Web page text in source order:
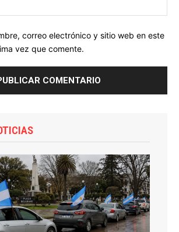
correo electrónico y sitio web en este
vez que comente.